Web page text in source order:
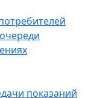
показаний